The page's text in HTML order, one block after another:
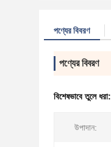
পণ্যের বিবরণ
পণ্যের বিবরণ
বিশেষভাবে তুলে ধরা:
উপাদান: